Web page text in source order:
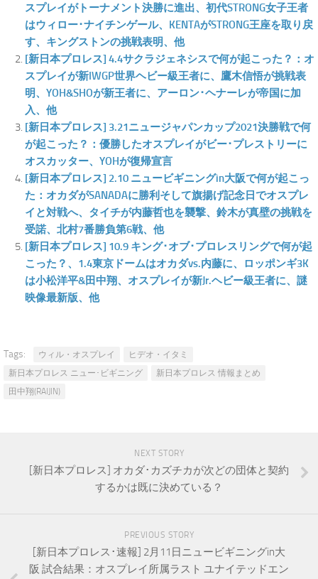
スプレイがトーナメント決勝に進出、初代STRONG女子王者
はウィロー･ナイチンゲール、KENTAがSTRONG王座を取り戻
す、キングストンの挑戦表明、他
[新日本プロレス] 4.4サクラジェネシスで何が起こった？：オ
スプレイが新IWGP世界ヘビー級王者に、鷹木信悟が挑戦表
明、YOH&SHOが新王者に、アーロン･ヘナーレが帝国に加
入、他
[新日本プロレス] 3.21ニュージャパンカップ2021決勝戦で何
が起こった？：優勝したオスプレイがビー･プレストリーに
オスカッター、YOHが復帰宣言
[新日本プロレス] 2.10 ニュービギニングin大阪で何が起こっ
た：オカダがSANADAに勝利そして旗揚げ記念日でオスプレ
イと対戦へ、タイチが内藤哲也を襲撃、鈴木が真壁の挑戦を
受諾、北村7番勝負第6戦、他
[新日本プロレス] 10.9 キング･オブ･プロレスリングで何が起
こった？、1.4東京ドームはオカダvs.内藤に、ロッポンギ3K
は小松洋平&田中翔、オスプレイが新Jr.ヘビー級王者に、謎
映像最新版、他
Tags: ウィル・オスプレイ
ヒデオ・イタミ
新日本プロレス ニュー･ビギニング
新日本プロレス 情報まとめ
田中翔(RAIJIN)
NEXT STORY
[新日本プロレス] オカダ･カズチカが次どの団体と契約
するかは既に決めている？
PREVIOUS STORY
[新日本プロレス･速報] 2月11日ニュービギニングin大
阪 試合結果：オスプレイ所属ラスト ユナイテッドエン